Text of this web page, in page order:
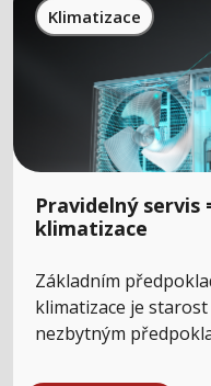
Klimatizace
Pravidelný servis
klimatizace
Základním
klimatizace je
nezbytným